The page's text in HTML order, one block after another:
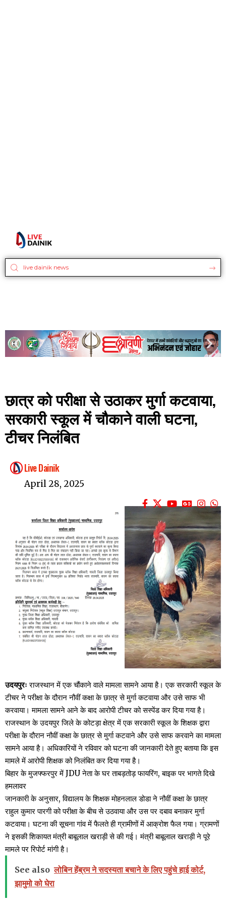
छात्र को परीक्षा से उठाकर मुर्गा कटवाया,
सरकारी स्कूल में चौकाने वाली घटना,
टीचर निलंबित
Live Dainik
April 28, 2025
उदयपुरः राजस्थान में एक चौंकाने वाले मामला सामने आया है। एक सरकारी स्कूल के
टीचर ने परीक्षा के दौरान नौवीं कक्षा के छात्र से मुर्गा कटवाया और उसे साफ भी
करवाया। मामला सामने आने के बाद आरोपी टीचर को सस्पेंड कर दिया गया है।
राजस्थान के उदयपुर जिले के कोटड़ा क्षेत्र में एक सरकारी स्कूल के शिक्षक द्वारा
परीक्षा के दौरान नौवीं कक्षा के छात्र से मुर्गा कटवाने और उसे साफ करवाने का मामला
सामने आया है। अधिकारियों ने रविवार को घटना की जानकारी देते हुए बताया कि इस
मामले में आरोपी शिक्षक को निलंबित कर दिया गया है।
बिहार के मुजफ्फरपुर में JDU नेता के घर ताबड़तोड़ फायरिंग, बाइक पर भागते दिखे
हमलावर
जानकारी के अनुसार, विद्यालय के शिक्षक मोहनलाल डोडा ने नौवीं कक्षा के छात्र
राहुल कुमार पारगी को परीक्षा के बीच से उठवाया और उस पर दबाव बनाकर मुर्गा
कटवाया। घटना की सूचना गांव में फैलते ही ग्रामीणों में आक्रोश फैल गया। ग्रामणों
ने इसकी शिकायत मंत्री बाबूलाल खराड़ी से की गई। मंत्री बाबूलाल खराड़ी ने पूरे
मामले पर रिपोर्ट मांगी है।
See also लोबिन हेंब्रम ने सदस्यता बचाने के लिए पहुंचे हाई कोर्ट,
झामुमो को घेरा